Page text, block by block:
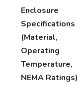
Enclosure
Specifications
(Material,
Operating
Temperature,
NEMA Ratings)